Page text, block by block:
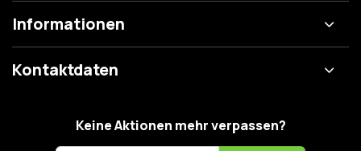
Informationen
Kontaktdaten
Keine Aktionen mehr verpassen?